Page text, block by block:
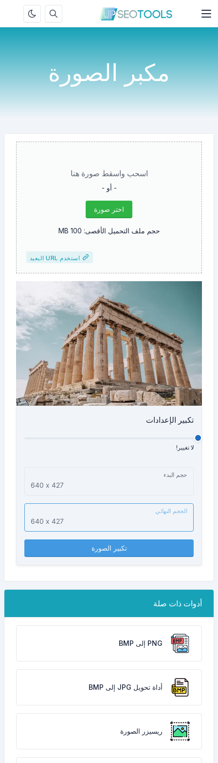
مكبر الصورة
اسحب واسقط صورة هنا
- أو -
اختر صورة
حجم ملف التحميل الأقصى: 100 MB
استخدم URL البعيد
تكبير الإعدادات
لا تغيير!
حجم البدء
الحجم النهائي
تكبير الصورة
أدوات ذات صلة
PNG إلى BMP
أداة تحويل JPG إلى BMP
ريسيزر الصورة